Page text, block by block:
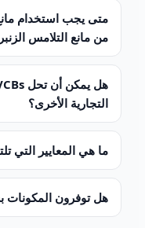
من مانع التلامس
التجارية الأخرى؟
ما هي المعايير التي
هل توفرون